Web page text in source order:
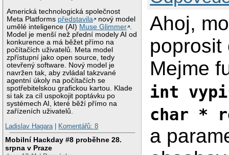
Americká technologická společnost
Meta Platforms představila
nový model
umělé inteligence (AI) Muse Glimmer
Model je menší než přední modely AI od
konkurence a má běžet přímo na
počítačích uživatelů. Meta model
zpřístupní jako open source, tedy
otevřený software. Nový model je
navržen tak, aby zvládal takzvané
agentní úkoly na počítačích se
spotřebitelskou grafickou kartou. Klade
si tak za cíl uspokojit poptávku po
systémech AI, které běží přímo na
zařízeních uživatelů.
Ladislav Hagara| Komentářů: 8
Mobilní Hackday #8 proběhne 28.
srpna v Praze
Ahoj,
poprosit
Mejme
int
char *
a